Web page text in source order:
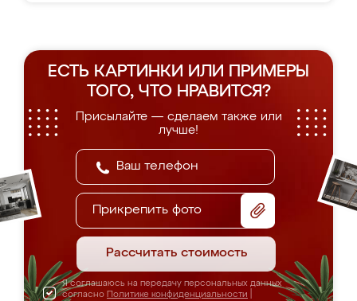
ЕСТЬ КАРТИНКИ ИЛИ ПРИМЕРЫ
ТОГО, ЧТО НРАВИТСЯ?
Присылайте — сделаем также или
лучше!
Прикрепить фото
Рассчитать стоимость
Я соглашаюсь на передачу персональных данных
согласно Политике конфиденциальности